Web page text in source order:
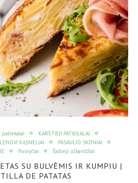
patiekalai
KARŠTIEJI PATIEKALAI
LENGVI KĄSNELIAI
PASAULIO SKONIAI
Pusryčiai Šaltieji užkandžiai
SU BULVĖMIS IR KUMPIU |
DE PATATAS